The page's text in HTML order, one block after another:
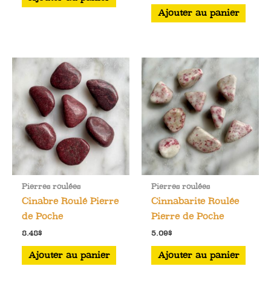
Ajouter au panier
Pierres roulées
Cinabre Roulé Pierre
de Poche
8.48$
Ajouter au panier
Pierres roulées
Cinnabarite Roulée
Pierre de Poche
5.09$
Ajouter au panier